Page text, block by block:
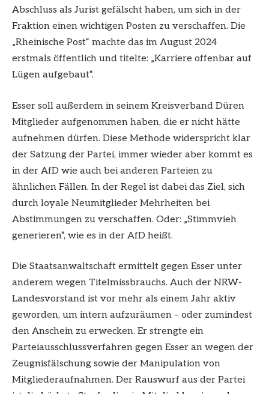
Abschluss als Jurist gefälscht haben, um sich in der
Fraktion einen wichtigen Posten zu verschaffen. Die
„Rheinische Post“ machte das im August 2024
erstmals öffentlich und titelte: „Karriere offenbar auf
Lügen aufgebaut“.
Esser soll außerdem in seinem Kreisverband Düren
Mitglieder aufgenommen haben, die er nicht hätte
aufnehmen dürfen. Diese Methode widerspricht klar
der Satzung der Partei, immer wieder aber kommt es
in der AfD wie auch bei anderen Parteien zu
ähnlichen Fällen. In der Regel ist dabei das Ziel, sich
durch loyale Neumitglieder Mehrheiten bei
Abstimmungen zu verschaffen. Oder: „Stimmvieh
generieren“, wie es in der AfD heißt.
Die Staatsanwaltschaft ermittelt gegen Esser unter
anderem wegen Titelmissbrauchs. Auch der NRW-
Landesvorstand ist vor mehr als einem Jahr aktiv
geworden, um intern aufzuräumen – oder zumindest
den Anschein zu erwecken. Er strengte ein
Parteiausschlussverfahren gegen Esser an wegen der
Zeugnisfälschung sowie der Manipulation von
Mitgliederaufnahmen. Der Rauswurf aus der Partei